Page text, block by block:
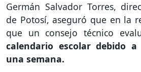
Germán Salvador Torres,
de Potosí, aseguró que en la
que un consejo técnico
calendario escolar debido
una semana.